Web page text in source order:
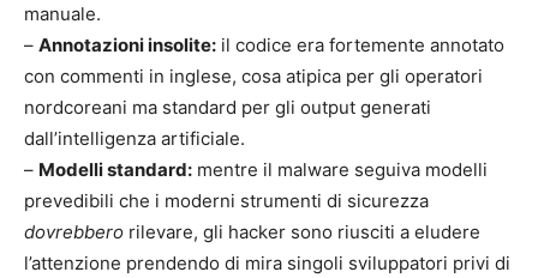
manuale.
– Annotazioni insolite: il codice era fortemente annotato
con commenti in inglese, cosa atipica per gli operatori
nordcoreani ma standard per gli output generati
dall’intelligenza artificiale.
– Modelli standard: mentre il malware seguiva modelli
prevedibili che i moderni strumenti di sicurezza
dovrebbero rilevare, gli hacker sono riusciti a eludere
l’attenzione prendendo di mira singoli sviluppatori privi di